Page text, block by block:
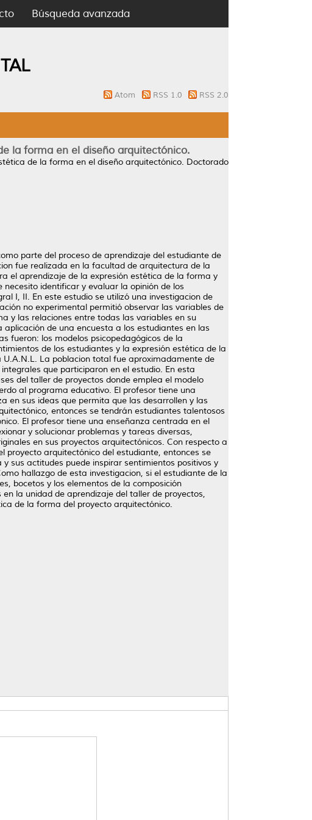
Búsqueda avanzada
Atom RSS 1.0 RSS 2.0
la forma en el diseño arquitectónico.
de la forma en el diseño arquitectónico. Doctorado
parte del proceso de aprendizaje del estudiante de
fue realizada en la facultad de arquitectura de la
el aprendizaje de la expresión estética de la forma y
identificar y evaluar la opinión de los
I, II. En este estudio se utilizó una investigacion de
no experimental permitió observar las variables de
y las relaciones entre todas las variables en su
de una encuesta a los estudiantes en las
fueron: los modelos psicopedagógicos de la
de los estudiantes y la expresión estética de la
La poblacion total fue aproximadamente de
que participaron en el estudio. En esta
del taller de proyectos donde emplea el modelo
al programa educativo. El profesor tiene una
en sus ideas que permita que las desarrollen y las
entonces se tendrán estudiantes talentosos
El profesor tiene una enseñanza centrada en el
y solucionar problemas y tareas diversas,
en sus proyectos arquitectónicos. Con respecto a
proyecto arquitectónico del estudiante, entonces se
sus actitudes puede inspirar sentimientos positivos y
hallazgo de esta investigacion, si el estudiante de la
bocetos y los elementos de la composición
la unidad de aprendizaje del taller de proyectos,
de la forma del proyecto arquitectónico.